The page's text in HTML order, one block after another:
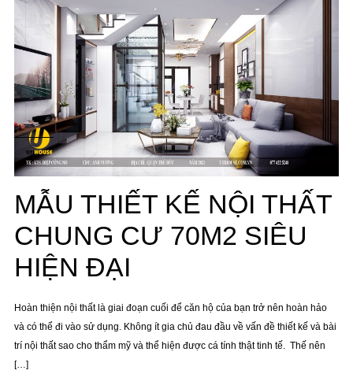
SIÊU
HIỆN
ĐẠI
MẪU THIẾT KẾ NỘI THẤT
CHUNG CƯ 70M2 SIÊU
HIỆN ĐẠI
Hoàn thiện nội thất là giai đoạn cuối để căn hộ của bạn trở nên hoàn hảo
và có thể đi vào sử dụng. Không ít gia chủ đau đầu về vấn đề thiết kế và bài
trí nội thất sao cho thẩm mỹ và thể hiện được cá tính thật tinh tế. Thế nên
[…]